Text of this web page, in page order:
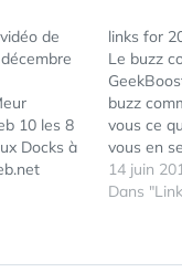
de
10 les 8
Docks à
links for
Le buzz
buzz
vous ce
vous en
LeWeb
14 juin
Dans